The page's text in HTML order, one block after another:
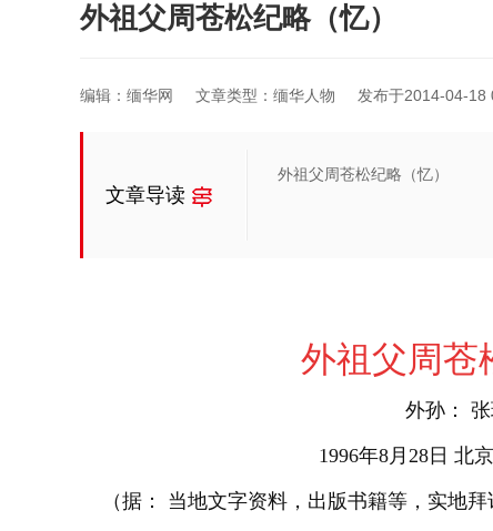
外祖父周苍松纪略（忆）
编辑：缅华网 文章类型：缅华人物 发布于2014-04-18
文章导读
外祖父周苍松纪略（忆）
外祖父周苍
外孙：
1996年8月28日 北
（据： 当地文字资料，出版书籍等，实地拜